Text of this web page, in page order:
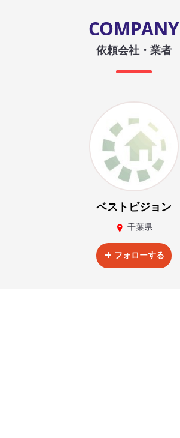
COMPANY
依頼会社・業者
ベストビジョン
千葉県
フォローする